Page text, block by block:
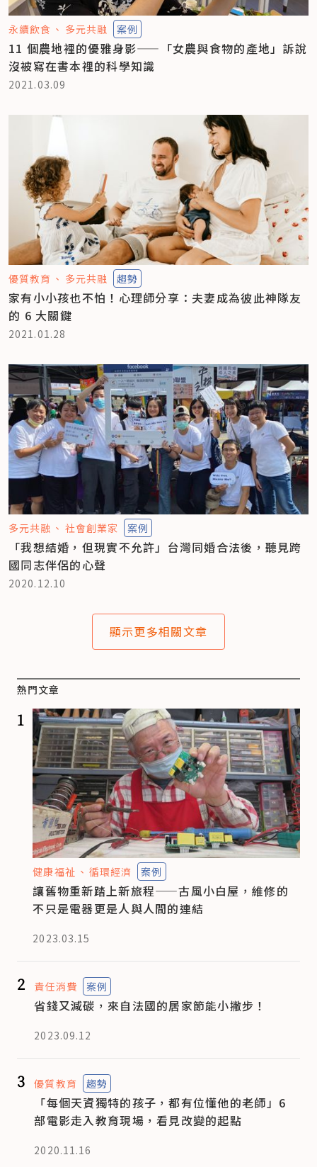
永續飲食 多元共融 案例
11 個農地裡的優雅身影——「女農與食物的產地」訴說
沒被寫在書本裡的科學知識
2021.03.09
優質教育 多元共融 趨勢
家有小小孩也不怕！心理師分享：夫妻成為彼此神隊友
的 6 大關鍵
2021.01.28
多元共融 社會創業家 案例
「我想結婚，但現實不允許」台灣同婚合法後，聽見跨
國同志伴侶的心聲
2020.12.10
顯示更多相關文章
熱門文章
1
健康福祉 循環經濟 案例
讓舊物重新踏上新旅程——古風小白屋，維修的
不只是電器更是人與人間的連結
2023.03.15
2 責任消費 案例
省錢又減碳，來自法國的居家節能小撇步！
2023.09.12
3 優質教育 趨勢
「每個天資獨特的孩子，都有位懂他的老師」6
部電影走入教育現場，看見改變的起點
2020.11.16